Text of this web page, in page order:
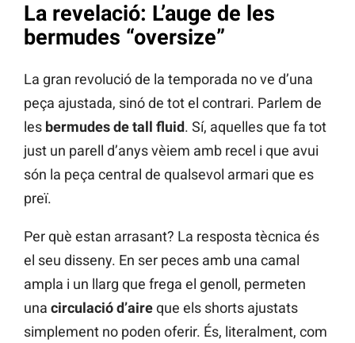
La revelació: L’auge de les
bermudes “oversize”
La gran revolució de la temporada no ve d’una
peça ajustada, sinó de tot el contrari. Parlem de
les bermudes de tall fluid. Sí, aquelles que fa tot
just un parell d’anys vèiem amb recel i que avui
són la peça central de qualsevol armari que es
preï.
Per què estan arrasant? La resposta tècnica és
el seu disseny. En ser peces amb una camal
ampla i un llarg que frega el genoll, permeten
una circulació d’aireque els shorts ajustats
simplement no poden oferir. És, literalment, com